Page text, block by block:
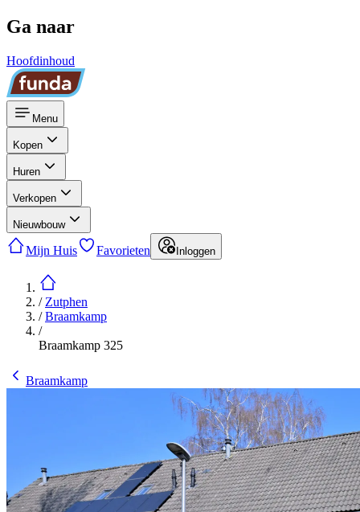
Ga naar
Hoofdinhoud
Menu
Kopen
Huren
Verkopen
Nieuwbouw
Mijn Huis Favorieten Inloggen
/ Zutphen
/Braamkamp
/
Braamkamp 325
Braamkamp